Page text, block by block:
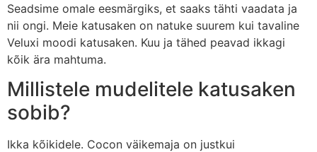
Seadsime omale eesmärgiks, et saaks tähti vaadata ja
nii ongi. Meie katusaken on natuke suurem kui tavaline
Veluxi moodi katusaken. Kuu ja tähed peavad ikkagi
kõik ära mahtuma.
Millistele mudelitele katusaken
sobib?
Ikka kõikidele. Cocon väikemaja on justkui